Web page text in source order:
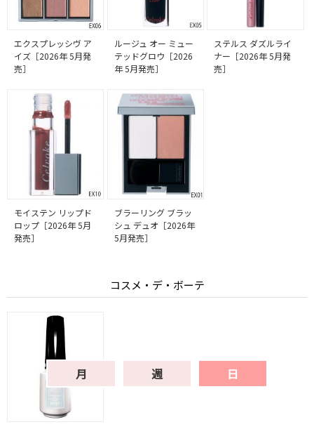
月 週 日
エクスプレッシヴ ア
イズ［2026年 5月発
売］
ルージュ オー ミュー
テッドグロウ［2026
年 5月発売］
ステルス ダズルライ
ナー［2026年 5月発
売］
モイステン リップド
ロップ［2026年 5月
発売］
ブラーリング ブラッ
シュ デュオ［2026年
5月発売］
コスメ・デ・ボーテ